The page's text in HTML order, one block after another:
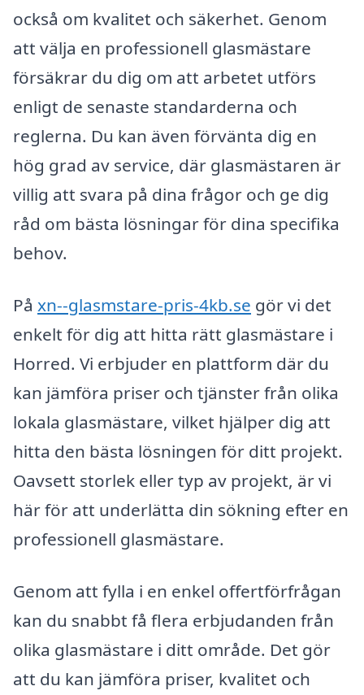
också om kvalitet och säkerhet. Genom
att välja en professionell glasmästare
försäkrar du dig om att arbetet utförs
enligt de senaste standarderna och
reglerna. Du kan även förvänta dig en
hög grad av service, där glasmästaren är
villig att svara på dina frågor och ge dig
råd om bästa lösningar för dina specifika
behov.
På xn--glasmstare-pris-4kb.se gör vi det
enkelt för dig att hitta rätt glasmästare i
Horred. Vi erbjuder en plattform där du
kan jämföra priser och tjänster från olika
lokala glasmästare, vilket hjälper dig att
hitta den bästa lösningen för ditt projekt.
Oavsett storlek eller typ av projekt, är vi
här för att underlätta din sökning efter en
professionell glasmästare.
Genom att fylla i en enkel offertförfrågan
kan du snabbt få flera erbjudanden från
olika glasmästare i ditt område. Det gör
att du kan jämföra priser, kvalitet och